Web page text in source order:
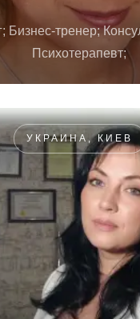
Бизнес-тренер;
Психотерапевт;
УКРАИНА, КИЕВ